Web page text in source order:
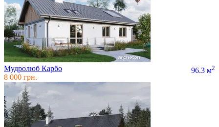
Мудролюб Карбо 96.3 м2
8 000 грн.